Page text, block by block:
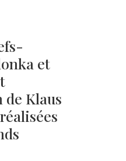
et
de Klaus